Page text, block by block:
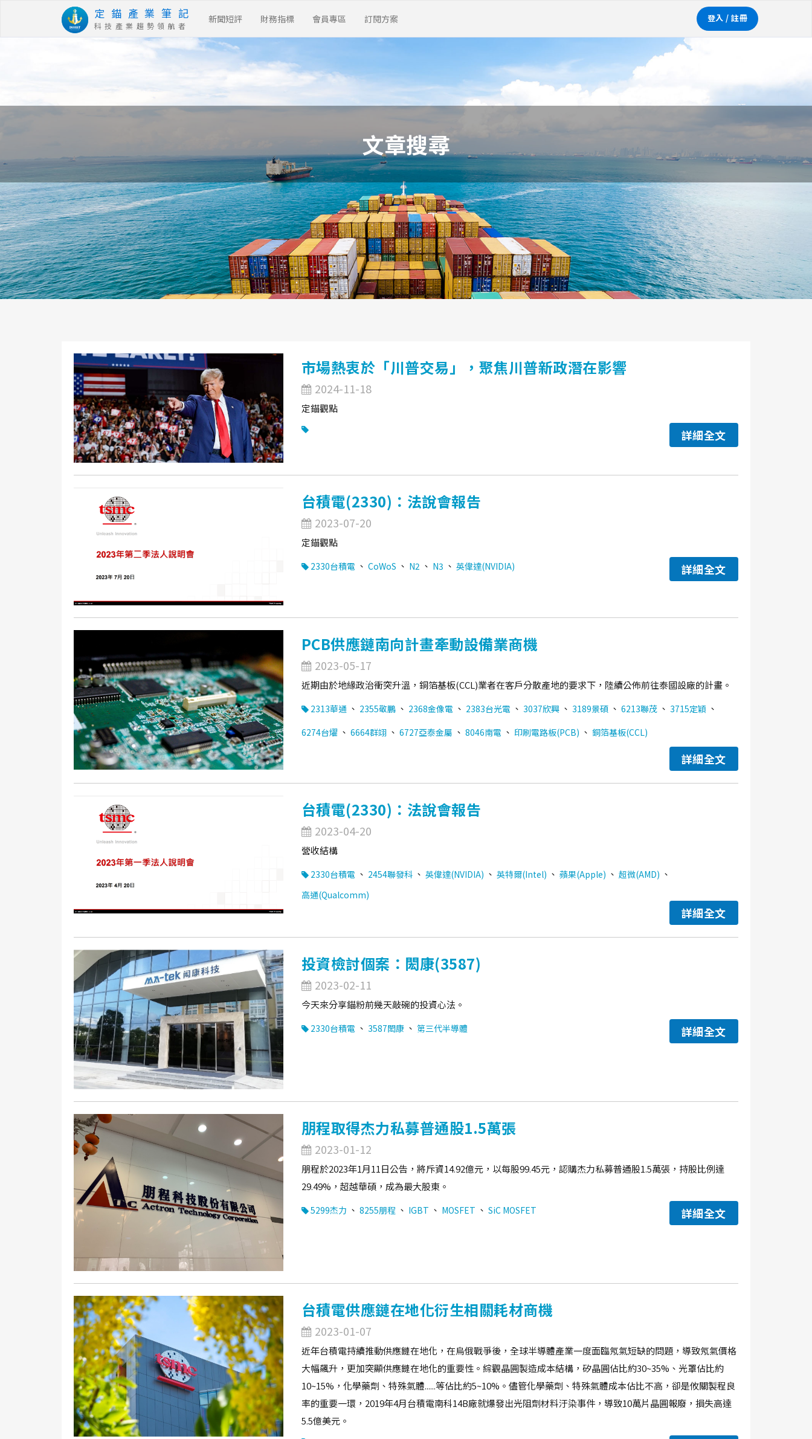
定 錨 產 業 筆 記
科 技 產 業 趨 勢 領 航 者
新聞短評 財務指標 會員專區 訂閱方案 登入 / 註冊
文章搜尋
市場熱衷於「川普交易」，聚焦川普新政潛在影響
2024-11-18
定錨觀點
詳細全文
台積電(2330)：法說會報告
2023-07-20
定錨觀點
2330台積電 、 CoWoS 、 N2 、 N3 、 英偉達(NVIDIA) 詳細全文
PCB供應鏈南向計畫牽動設備業商機
2023-05-17
近期由於地緣政治衝突升溫，銅箔基板(CCL)業者在客戶分散產地的要求下，陸續公佈前往泰國設廠的計畫。
2313華通 、 2355敬鵬 、 2368金像電 、 2383台光電 、 3037欣興 、 3189景碩 、 6213聯茂 、 3715定穎 、
6274台燿 、 6664群翊 、 6727亞泰金屬 、 8046南電 、 印刷電路板(PCB) 、 銅箔基板(CCL)
詳細全文
台積電(2330)：法說會報告
2023-04-20
營收結構
2330台積電 、 2454聯發科 、 英偉達(NVIDIA) 、 英特爾(Intel) 、 蘋果(Apple) 、 超微(AMD) 、
高通(Qualcomm)
詳細全文
投資檢討個案：閎康(3587)
2023-02-11
今天來分享錨粉前幾天敲碗的投資心法。
2330台積電 、 3587閎康 、 第三代半導體 詳細全文
朋程取得杰力私募普通股1.5萬張
2023-01-12
朋程於2023年1月11日公告，將斥資14.92億元，以每股99.45元，認購杰力私募普通股1.5萬張，持股比例達
29.49%，超越華碩，成為最大股東。
5299杰力 、 8255朋程 、 IGBT 、 MOSFET 、 SiC MOSFET 詳細全文
台積電供應鏈在地化衍生相關耗材商機
2023-01-07
近年台積電持續推動供應鏈在地化，在烏俄戰爭後，全球半導體產業一度面臨氖氣短缺的問題，導致氖氣價格
大幅飆升，更加突顯供應鏈在地化的重要性。綜觀晶圓製造成本結構，矽晶圓佔比約30~35%、光罩佔比約
10~15%，化學藥劑、特殊氣體......等佔比約5~10%。儘管化學藥劑、特殊氣體成本佔比不高，卻是攸關製程良
率的重要一環，2019年4月台積電南科14B廠就爆發出光阻劑材料汙染事件，導致10萬片晶圓報廢，損失高達
5.5億美元。